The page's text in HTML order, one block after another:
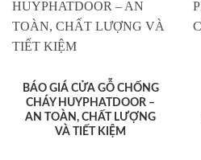
BÁO GIÁ CỬA GỖ CHỐNG
CHÁY HUYPHATDOOR –
AN TOÀN, CHẤT LƯỢNG
VÀ TIẾT KIỆM